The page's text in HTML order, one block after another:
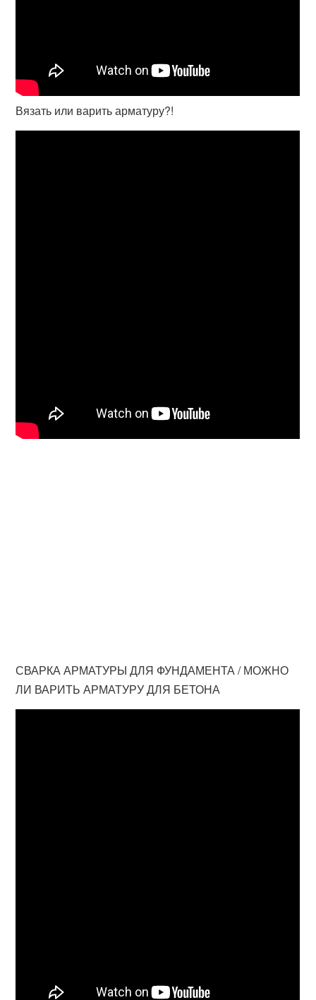
Вязать или варить арматуру?!
СВАРКА АРМАТУРЫ ДЛЯ ФУНДАМЕНТА / МОЖНО
ЛИ ВАРИТЬ АРМАТУРУ ДЛЯ БЕТОНА